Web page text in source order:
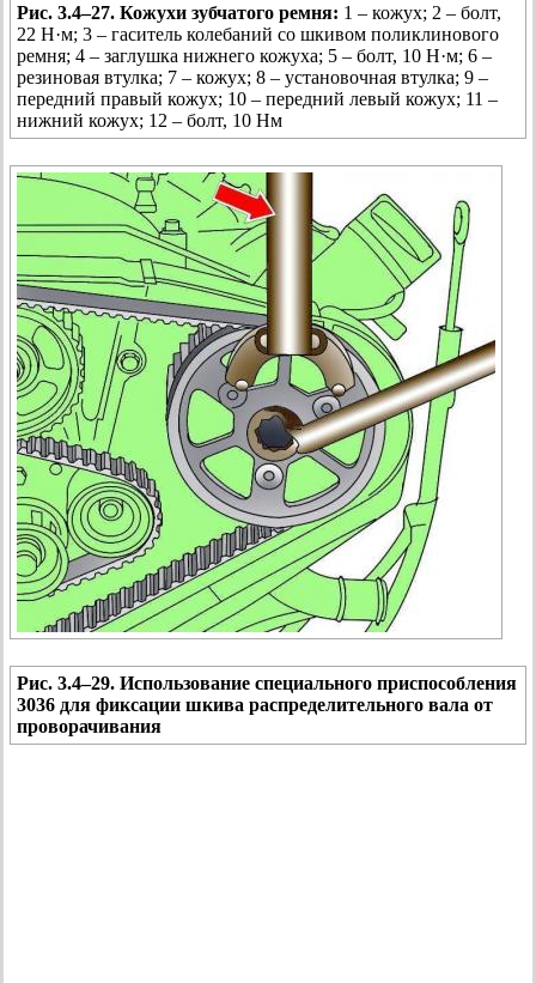
Рис. 3.4–27. Кожухи зубчатого ремня: 1 – кожух; 2 – болт,
22 Н·м; 3 – гаситель колебаний со шкивом поликлинового
ремня; 4 – заглушка нижнего кожуха; 5 – болт, 10 Н·м; 6 –
резиновая втулка; 7 – кожух; 8 – установочная втулка; 9 –
передний правый кожух; 10 – передний левый кожух; 11 –
нижний кожух; 12 – болт, 10 Нм
Рис. 3.4–29. Использование специального приспособления
3036 для фиксации шкива распределительного вала от
проворачивания